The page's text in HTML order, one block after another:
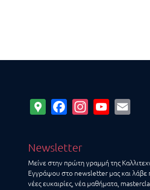
Google
Maps
Facebook
Instagram
Newsletter
Μείνε στην πρώτη γραμμή της
Εγγράψου στο newsletter μας και
νέες ευκαιρίες, νέα μαθήματα,